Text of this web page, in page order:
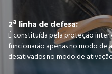
2ª linha de defesa:
É constituída pela proteção
funcionarão apenas no modo de
desativados no modo de